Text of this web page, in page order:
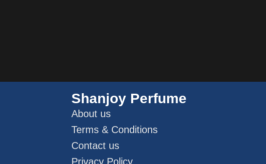
Shanjoy Perfume
About us
Terms & Conditions
Contact us
Privacy Policy